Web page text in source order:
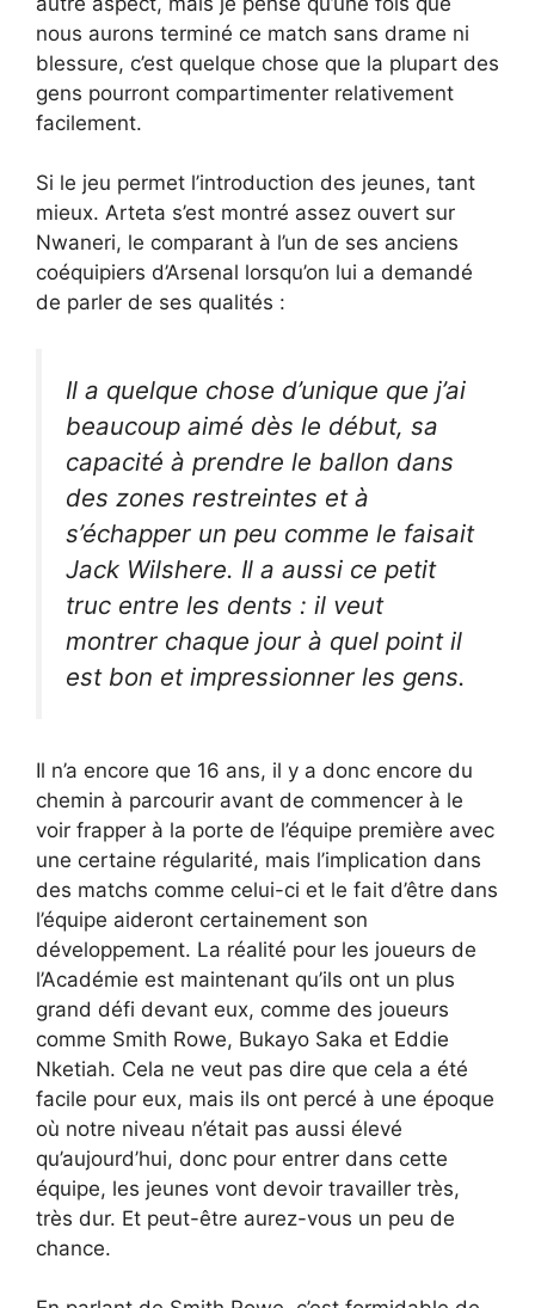
nous aurons terminé ce match sans drame ni
blessure, c’est quelque chose que la plupart des
gens pourront compartimenter relativement
facilement.
Si le jeu permet l’introduction des jeunes, tant
mieux. Arteta s’est montré assez ouvert sur
Nwaneri, le comparant à l’un de ses anciens
coéquipiers d’Arsenal lorsqu’on lui a demandé
de parler de ses qualités :
Il a quelque chose d’unique que j’ai
beaucoup aimé dès le début, sa
capacité à prendre le ballon dans
des zones restreintes et à
s’échapper un peu comme le faisait
Jack Wilshere. Il a aussi ce petit
truc entre les dents : il veut
montrer chaque jour à quel point il
est bon et impressionner les gens.
Il n’a encore que 16 ans, il y a donc encore du
chemin à parcourir avant de commencer à le
voir frapper à la porte de l’équipe première avec
une certaine régularité, mais l’implication dans
des matchs comme celui-ci et le fait d’être dans
l’équipe aideront certainement son
développement. La réalité pour les joueurs de
l’Académie est maintenant qu’ils ont un plus
grand défi devant eux, comme des joueurs
comme Smith Rowe, Bukayo Saka et Eddie
Nketiah. Cela ne veut pas dire que cela a été
facile pour eux, mais ils ont percé à une époque
où notre niveau n’était pas aussi élevé
qu’aujourd’hui, donc pour entrer dans cette
équipe, les jeunes vont devoir travailler très,
très dur. Et peut-être aurez-vous un peu de
chance.